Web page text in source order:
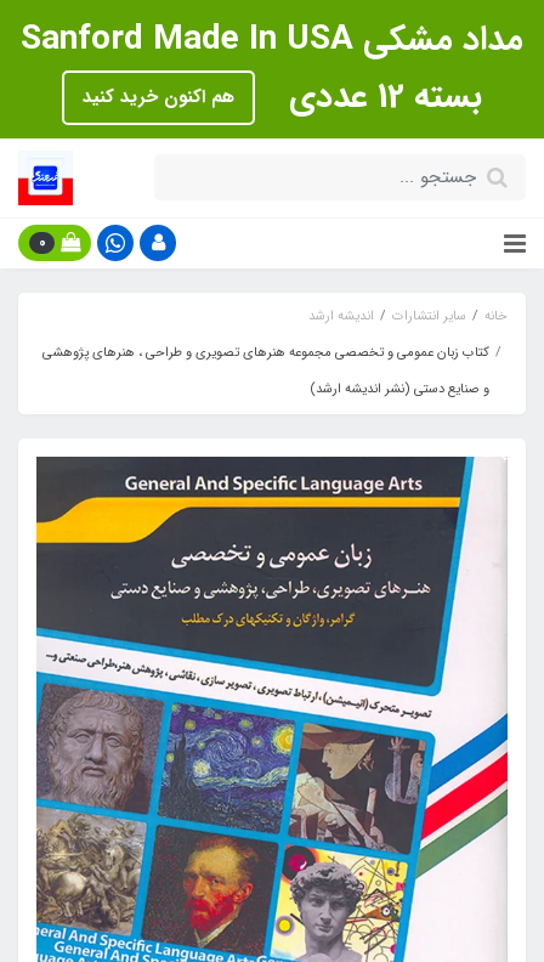
مداد مشکی Sanford Made In USA
بسته 12 عددی
هم اکنون خرید کنید
0
خانه سایر انتشارات
اندیشه ارشد
کتاب زبان عمومی و تخصصی مجموعه هنرهای تصویری و طراحی ، هنرهای پژوهشی
و صنایع دستی (نشر اندیشه ارشد)